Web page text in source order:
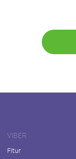
VIBER
Fitur